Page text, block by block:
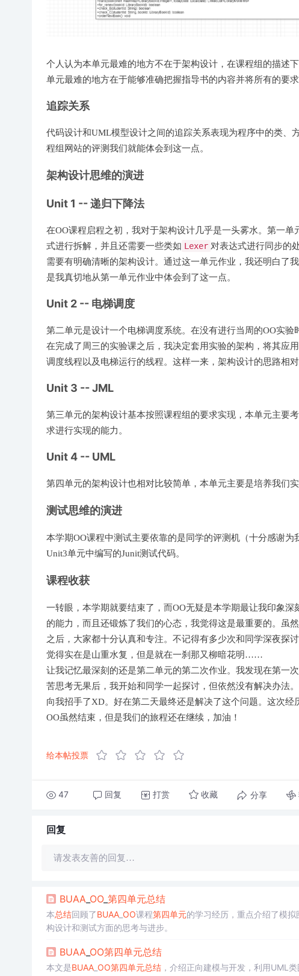
个人认为本单元最难的地方不在于架构设计，在课程组的描述
单元最难的地方在于能够准确把握指导书的内容并将所有的要
追踪关系
代码设计和UML模型设计之间的追踪关系表现为程序中的类
程组网站的评测我们就能体会到这一点。
架构设计思维的演进
Unit 1 -- 递归下降法
在OO课程启程之初，我对于架构设计几乎是一头雾水。第一
式进行拆解，并且还需要一些类如 Lexer 对表达式进行同步的
需要有明确清晰的架构设计。通过这一单元作业，我还明白了
是我真切地从第一单元作业中体会到了这一点。
Unit 2 -- 电梯调度
第二单元是设计一个电梯调度系统。在没有进行当周的OO实
在完成了周三的实验课之后，我决定套用实验的架构，将其应
调度线程以及电梯运行的线程。这样一来，架构设计的思路相
Unit 3 -- JML
第三单元的架构设计基本按照课程组的要求实现，本单元主要
求进行实现的能力。
Unit 4 -- UML
第四单元的架构设计也相对比较简单，本单元主要是培养我们
测试思维的演进
本学期OO课程中测试主要依靠的是同学的评测机（十分感谢
Unit3单元中编写的Junit测试代码。
课程收获
一转眼，本学期就要结束了，而OO无疑是本学期最让我印象
的能力，而且还锻炼了我们的心态，我觉得这是最重要的。虽
之后，大家都十分认真和专注。不记得有多少次和同学深夜探
觉得实在是山重水复，但是就在一刹那又柳暗花明……
让我记忆最深刻的还是第二单元的第二次作业。我发现在第一
苦思考无果后，我开始和同学一起探讨，但依然没有解决办法
向我招手了XD。好在第二天最终还是解决了这个问题。这次
OO虽然结束，但是我们的旅程还在继续，加油！
给本帖投票
47 回复 打赏 收藏 分享
回复
请发表友善的回复…
BUAA OO_ 第四单元总结
本总结回顾了BUAA_ OO课程第四单元的学习经历，重点介绍了模
构设计和测试方面的思考与进步。
BUAA OO第四单元总结
本文是BUAA_ OO第四单元总结，介绍正向建模与开发，利用UML